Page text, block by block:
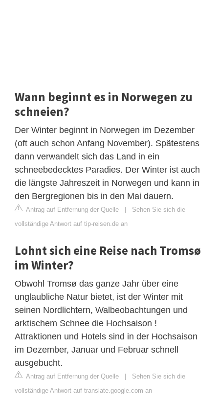
Wann beginnt es in Norwegen zu
schneien?
Der Winter beginnt in Norwegen im Dezember
(oft auch schon Anfang November). Spätestens
dann verwandelt sich das Land in ein
schneebedecktes Paradies. Der Winter ist auch
die längste Jahreszeit in Norwegen und kann in
den Bergregionen bis in den Mai dauern.
Antrag auf Entfernung der Quelle | Sehen Sie sich die
vollständige Antwort auf tip-reisen.de an
Lohnt sich eine Reise nach Tromsø
im Winter?
Obwohl Tromsø das ganze Jahr über eine
unglaubliche Natur bietet, ist der Winter mit
seinen Nordlichtern, Walbeobachtungen und
arktischem Schnee die Hochsaison !
Attraktionen und Hotels sind in der Hochsaison
im Dezember, Januar und Februar schnell
ausgebucht.
Antrag auf Entfernung der Quelle | Sehen Sie sich die
vollständige Antwort auf translate.google.com an